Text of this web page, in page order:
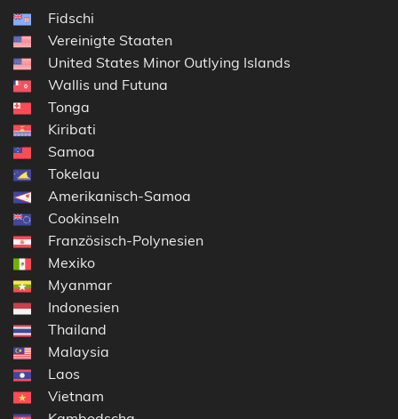
Fidschi
Vereinigte Staaten
United States Minor Outlying Islands
Wallis und Futuna
Tonga
Kiribati
Samoa
Tokelau
Amerikanisch-Samoa
Cookinseln
Französisch-Polynesien
Mexiko
Myanmar
Indonesien
Thailand
Malaysia
Laos
Vietnam